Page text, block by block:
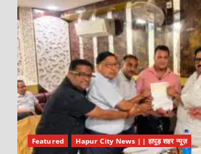
Featured Hapur City News || हापुड़ शहर न्यूज़